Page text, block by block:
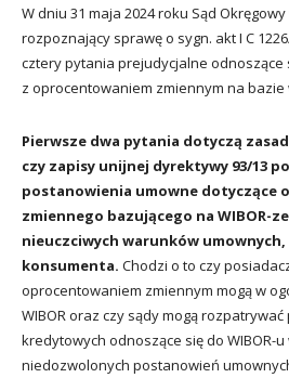
W dniu 31 maja 2024 roku Sąd
rozpoznający sprawę o sygn. akt I C
cztery pytania prejudycjalne odnoszące
z oprocentowaniem zmiennym na bazie
Pierwsze dwa pytania dotyczą
czy zapisy unijnej dyrektywy 93/13
postanowienia umowne dotyczące
zmiennego bazującego na WIBOR-
nieuczciwych warunków
konsumenta. Chodzi o to czy
oprocentowaniem zmiennym mogą w
WIBOR oraz czy sądy mogą
kredytowych odnoszące się do WIBOR-
niedozwolonych postanowień